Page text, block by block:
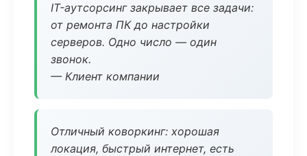
IT-аутсорсинг закрывает все задачи:
от ремонта ПК до настройки
серверов. Одно число — один
звонок.
— Клиент компании
Отличный коворкинг: хорошая
локация, быстрый интернет, есть